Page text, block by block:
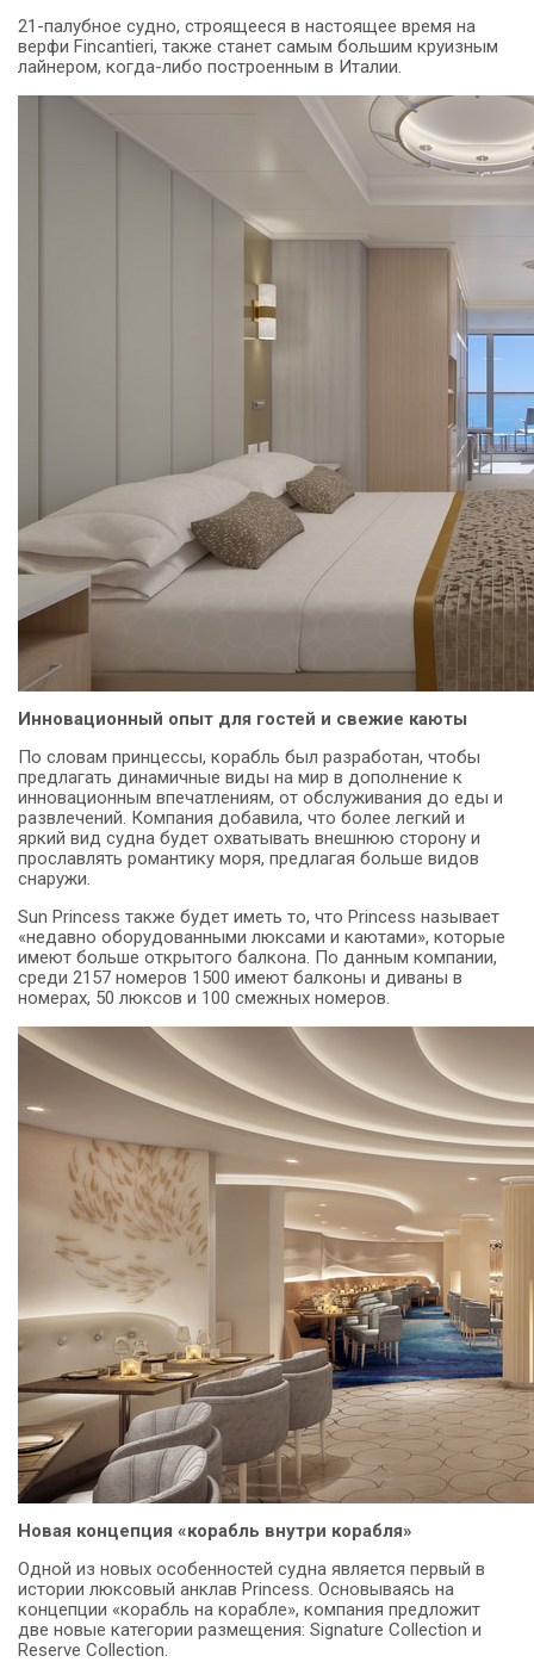
21-палубное судно, строящееся в настоящее время на
верфи Fincantieri, также станет самым большим круизным
лайнером, когда-либо построенным в Италии.
Инновационный опыт для гостей и свежие каюты
По словам принцессы, корабль был разработан, чтобы
предлагать динамичные виды на мир в дополнение к
инновационным впечатлениям, от обслуживания до еды и
развлечений. Компания добавила, что более легкий и
яркий вид судна будет охватывать внешнюю сторону и
прославлять романтику моря, предлагая больше видов
снаружи.
Sun Princess также будет иметь то, что Princess называет
«недавно оборудованными люксами и каютами», которые
имеют больше открытого балкона. По данным компании,
среди 2157 номеров 1500 имеют балконы и диваны в
номерах, 50 люксов и 100 смежных номеров.
Новая концепция «корабль внутри корабля»
Одной из новых особенностей судна является первый в
истории люксовый анклав Princess. Основываясь на
концепции «корабль на корабле», компания предложит
две новые категории размещения: Signature Collection и
Reserve Collection.